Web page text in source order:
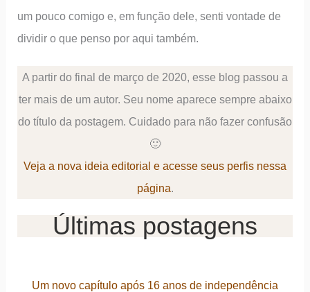
um pouco comigo e, em função dele, senti vontade de
dividir o que penso por aqui também.
A partir do final de março de 2020, esse blog passou a
ter mais de um autor. Seu nome aparece sempre abaixo
do título da postagem. Cuidado para não fazer confusão
🙂
Veja a nova ideia editorial e acesse seus perfis nessa
página.
Últimas postagens
Um novo capítulo após 16 anos de independência